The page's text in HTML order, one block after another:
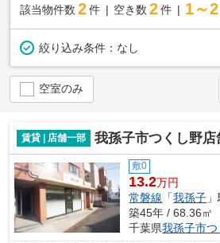
該当物件数 2件 空き数 2 件 1～2
絞り込み条件： なし
空室のみ
賃貸 | 店舗一部 我孫子市つくし野店
敷0
13.2万円
常磐線 「我孫子
築45年 / 68.36㎡
千葉県我孫子市つ